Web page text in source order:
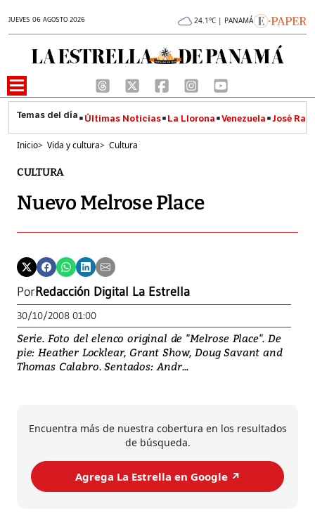
JUEVES 06 AGOSTO 2026 24.1°C | PANAMÁ
Últimas Noticias La Llorona Venezuela José
Inicio> Vida y cultura> Cultura
CULTURA
Nuevo Melrose Place
PorRedacción Digital La Estrella
30/10/2008 01:00
Serie. Foto del elenco original de "Melrose Place". De
pie: Heather Locklear, Grant Show, Doug Savant and
Thomas Calabro. Sentados: Andr...
Encuentra más de nuestra cobertura en los resultados
de búsqueda.
Agrega La Estrella en Google ↗️